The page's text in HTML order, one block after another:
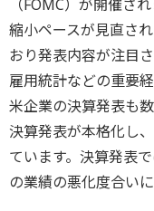
（FOMC）が開催さ
縮小ペースが見直さ
おり発表内容が注目
雇用統計などの重要
米企業の決算発表も
決算発表が本格化し
ています。決算発表
の業績の悪化度合い